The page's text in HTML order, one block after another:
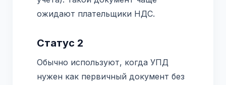
ожидают плательщики НДС.
Статус 2
Обычно используют, когда УПД
нужен как первичный документ без